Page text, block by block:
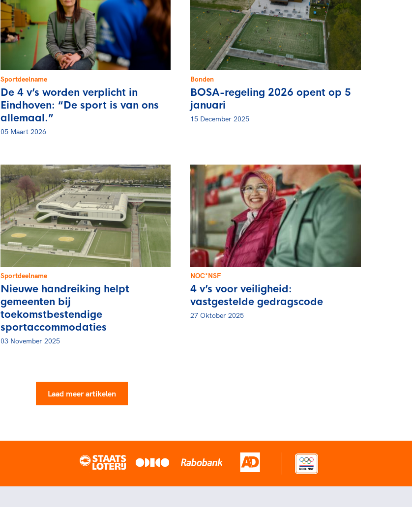
Sportdeelname
De 4 v’s worden verplicht in
Eindhoven: “De sport is van ons
allemaal.”
05 Maart 2026
Bonden
BOSA-regeling 2026 opent op 5
januari
15 December 2025
Sportdeelname
Nieuwe handreiking helpt
gemeenten bij
toekomstbestendige
sportaccommodaties
03 November 2025
NOC*NSF
4 v’s voor veiligheid:
vastgestelde gedragscode
27 Oktober 2025
Laad meer artikelen